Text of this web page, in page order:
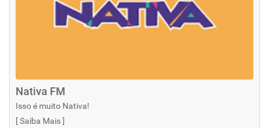
Nativa FM
Isso é muito Nativa!
[Saiba Mais]